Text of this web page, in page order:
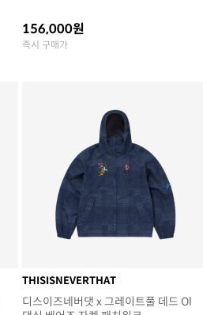
156,000원
즉시 구매가
THISISNEVERTHAT
디스이즈네버댓 x 그레이트풀 데드 Ol